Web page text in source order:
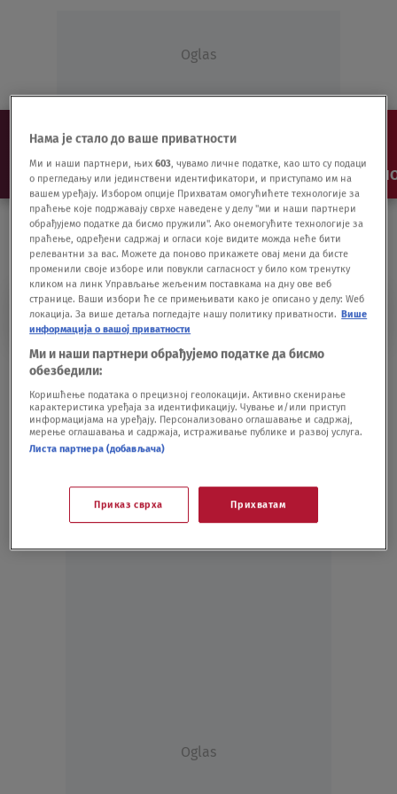
Oglas
NAJNOVIJE VESTI SHOW SPORT VIDEO
FONDA ZA RAZVOJ
grejs, 1% kamata
BIZNIS10.04.20.
Oglas
Нама је стало до ваше приватности
Ми и наши партнери, њих603, чувамо личне податке, као што су подаци
о прегледању или јединствени идентификатори, и приступамо им на
вашем уређају. Избором опције Прихватам омогућићете технологије за
праћење које подржавају сврхе наведене у делу "ми и наши партнери
обрађујемо податке да бисмо пружили". Ако онемогућите технологије за
праћење, одређени садржај и огласи које видите можда неће бити
релевантни за вас. Можете да поново прикажете овај мени да бисте
променили своје изборе или повукли сагласност у било ком тренутку
кликом на линк Управљање жељеним поставкама на дну ове веб
странице. Ваши избори ће се примењивати како је описано у делу: Wеб
локација. За више детаља погледајте нашу политику приватности. Више
информација о вашој приватности
Ми и наши партнери обрађујемо податке да бисмо
обезбедили:
Коришћење података о прецизној геолокацији. Активно скенирање
карактеристика уређаја за идентификацију. Чување и/или приступ
информацијама на уређају. Персонализовано оглашавање и садржај,
мерење оглашавања и садржаја, истраживање публике и развој услуга.
Листа партнера (добављача)
Приказ сврха Прихватам